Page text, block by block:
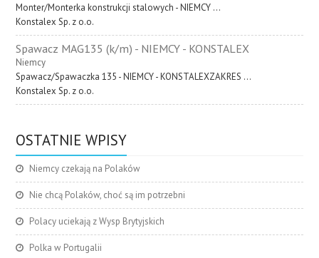
Monter/Monterka konstrukcji stalowych - NIEMCY ...
Konstalex Sp. z o.o.
Spawacz MAG135 (k/m) - NIEMCY - KONSTALEX
Niemcy
Spawacz/Spawaczka 135 - NIEMCY - KONSTALEXZAKRES ...
Konstalex Sp. z o.o.
OSTATNIE WPISY
Niemcy czekają na Polaków
Nie chcą Polaków, choć są im potrzebni
Polacy uciekają z Wysp Brytyjskich
Polka w Portugalii